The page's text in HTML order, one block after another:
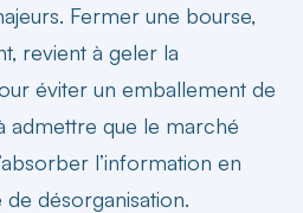
Fermer une bourse,
revient à geler la
éviter un emballement de
admettre que le marché
l’information en
désorganisation.